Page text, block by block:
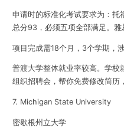
申请时的标准化考试要求为：托
总分93，必须五项全部满足。雅
项目完成需18个月，3个学期，
普渡大学整体就业率较高。学
组织招聘会，帮你免费修改简历
7. Michigan State University
密歇根州立大学